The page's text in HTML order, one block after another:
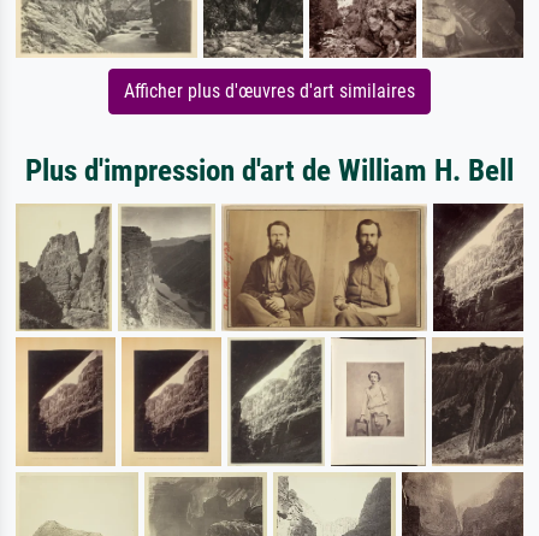
Afficher plus d'œuvres d'art similaires
Plus d'impression d'art de William H. Bell